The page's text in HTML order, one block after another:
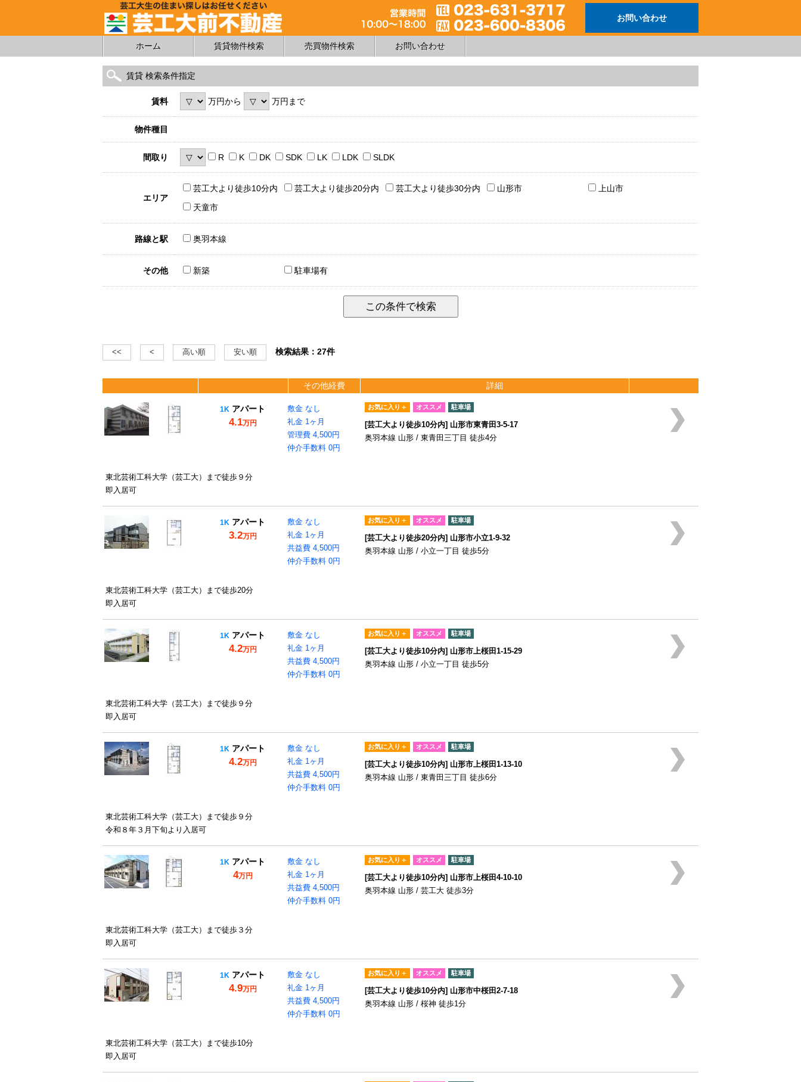
お問い合わせ
ホーム 賃貸物件検索 売買物件検索 お問い合わせ
賃貸 検索条件指定
賃料 万円から 万円まで
物件種目
間取り R K DK SDK LK LDK SLDK
エリア
芸工大より徒歩10分内 芸工大より徒歩20分内 芸工大より徒歩30分内 山形市
上山市
天童市
路線と駅 奥羽本線
その他 新築 駐車場有
<< < 高い順 安い順 検索結果：27件
その他経費 詳細
1K アパート
4.1万円
敷金 なし
礼金 1ヶ月
管理費 4,500円
仲介手数料 0円
お気に入り＋ オススメ 駐車場
[芸工大より徒歩10分内] 山形市東青田3-5-17
奥羽本線 山形 / 東青田三丁目 徒歩4分
東北芸術工科大学（芸工大）まで徒歩９分
即入居可
1K アパート
3.2万円
敷金 なし
礼金 1ヶ月
共益費 4,500円
仲介手数料 0円
お気に入り＋ オススメ 駐車場
[芸工大より徒歩20分内] 山形市小立1-9-32
奥羽本線 山形 / 小立一丁目 徒歩5分
東北芸術工科大学（芸工大）まで徒歩20分
即入居可
1K アパート
4.2万円
敷金 なし
礼金 1ヶ月
共益費 4,500円
仲介手数料 0円
お気に入り＋ オススメ 駐車場
[芸工大より徒歩10分内] 山形市上桜田1-15-29
奥羽本線 山形 / 小立一丁目 徒歩5分
東北芸術工科大学（芸工大）まで徒歩９分
即入居可
1K アパート
4.2万円
敷金 なし
礼金 1ヶ月
共益費 4,500円
仲介手数料 0円
お気に入り＋ オススメ 駐車場
[芸工大より徒歩10分内] 山形市上桜田1-13-10
奥羽本線 山形 / 東青田三丁目 徒歩6分
東北芸術工科大学（芸工大）まで徒歩９分
令和８年３月下旬より入居可
1K アパート
4万円
敷金 なし
礼金 1ヶ月
共益費 4,500円
仲介手数料 0円
お気に入り＋ オススメ 駐車場
[芸工大より徒歩10分内] 山形市上桜田4-10-10
奥羽本線 山形 / 芸工大 徒歩3分
東北芸術工科大学（芸工大）まで徒歩３分
即入居可
1K アパート
4.9万円
敷金 なし
礼金 1ヶ月
共益費 4,500円
仲介手数料 0円
お気に入り＋ オススメ 駐車場
[芸工大より徒歩10分内] 山形市中桜田2-7-18
奥羽本線 山形 / 桜神 徒歩1分
東北芸術工科大学（芸工大）まで徒歩10分
即入居可